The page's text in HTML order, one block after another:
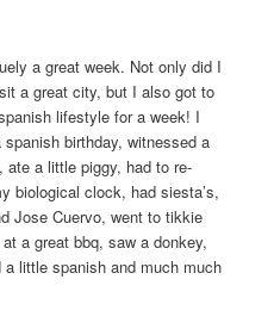
a great week. Not only did I
a great city, but I also got to
lifestyle for a week! I
birthday, witnessed a
ate a little piggy, had to re-
biological clock, had siesta’s,
Jose Cuervo, went to tikkie
a great bbq, saw a donkey,
little spanish and much much